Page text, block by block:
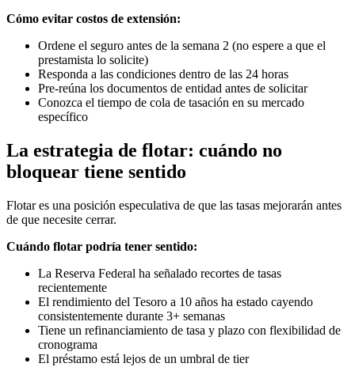
Cómo evitar costos de extensión:
Ordene el seguro antes de la semana 2 (no espere a que el
prestamista lo solicite)
Responda a las condiciones dentro de las 24 horas
Pre-reúna los documentos de entidad antes de solicitar
Conozca el tiempo de cola de tasación en su mercado
específico
La estrategia de flotar: cuándo no
bloquear tiene sentido
Flotar es una posición especulativa de que las tasas mejorarán antes
de que necesite cerrar.
Cuándo flotar podría tener sentido:
La Reserva Federal ha señalado recortes de tasas
recientemente
El rendimiento del Tesoro a 10 años ha estado cayendo
consistentemente durante 3+ semanas
Tiene un refinanciamiento de tasa y plazo con flexibilidad de
cronograma
El préstamo está lejos de un umbral de tier